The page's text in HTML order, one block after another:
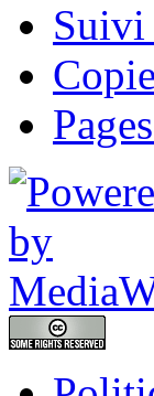
Suivi